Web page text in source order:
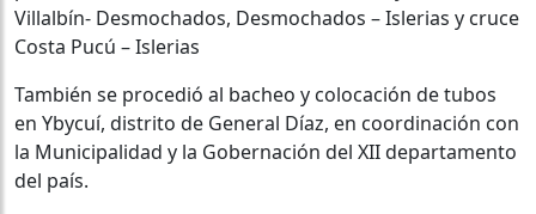
Villalbín- Desmochados, Desmochados – Islerias y cruce
Costa Pucú – Islerias
También se procedió al bacheo y colocación de tubos
en Ybycuí, distrito de General Díaz, en coordinación con
la Municipalidad y la Gobernación del XII departamento
del país.